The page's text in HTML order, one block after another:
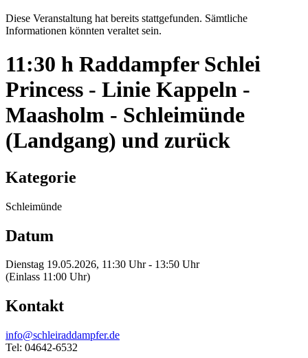
Diese Veranstaltung hat bereits stattgefunden. Sämtliche
Informationen könnten veraltet sein.
11:30 h Raddampfer Schlei
Princess - Linie Kappeln -
Maasholm - Schleimünde
(Landgang) und zurück
Kategorie
Schleimünde
Datum
Dienstag 19.05.2026, 11:30 Uhr - 13:50 Uhr
(Einlass 11:00 Uhr)
Kontakt
info@schleiraddampfer.de
Tel: 04642-6532